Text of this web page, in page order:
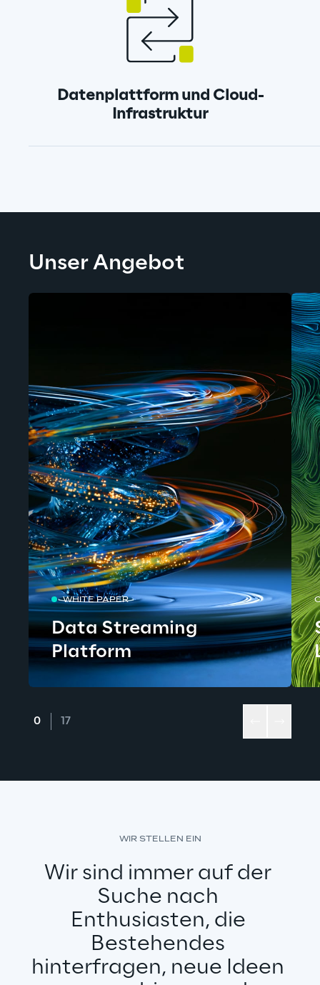
Datenplattform und Cloud-
Infrastruktur
Unser Angebot
WHITE PAPER
Data Streaming
Platform
WIR STELLEN EIN
Wir sind immer auf der
Suche nach
Enthusiasten, die
Bestehendes
hinterfragen, neue Ideen